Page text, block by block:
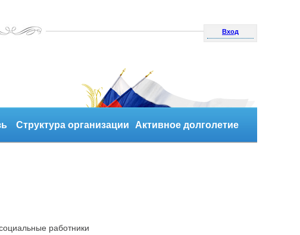
Вход
Структура организации Активное долголетие
работники